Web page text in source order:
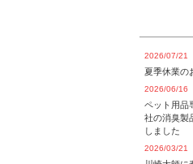
2026/07/21
夏季休業の
2026/06/16
ペット用品
社の消臭製
しました
2026/03/21